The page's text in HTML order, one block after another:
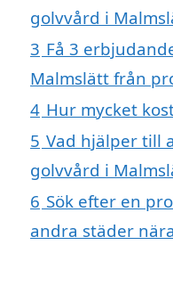
golvvård i
3 Få 3
Malmslätt från
4 Hur mycket
5 Vad hjälper till
golvvård i
6 Sök efter en
andra städer